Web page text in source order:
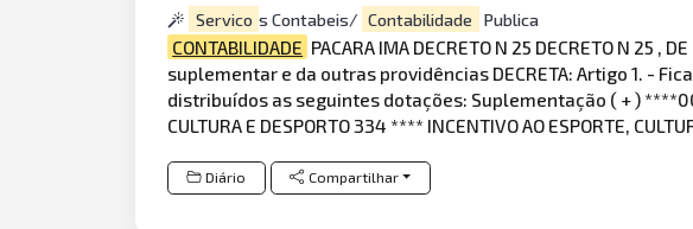
Servico s Contabeis/ Contabilidade Publica
CONTABILIDADE PACARA IMA DECRETO N 25 DECRETO N 25
suplementar e da outras providências DECRETA: Artigo 1. -
distribuídos as seguintes dotações: Suplementação ( + ) ****00,
CULTURA E DESPORTO 334 **** INCENTIVO AO ESPORTE,
Diário Compartilhar